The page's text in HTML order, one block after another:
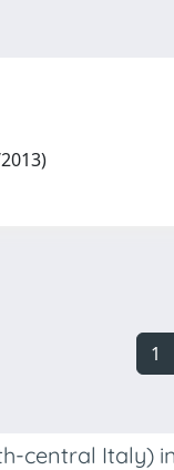
1
central Italy)